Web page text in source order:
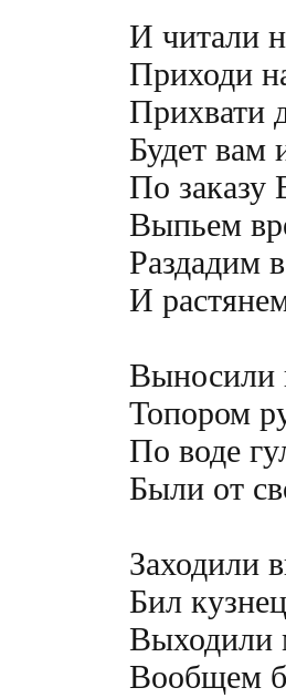
И читали
Приходи
Прихвати
Будет вам
По заказу
Выпьем
Раздадим
И
Выносили
Топором
По воде
Были от
Заходили
Бил
Выходили
Вообщем